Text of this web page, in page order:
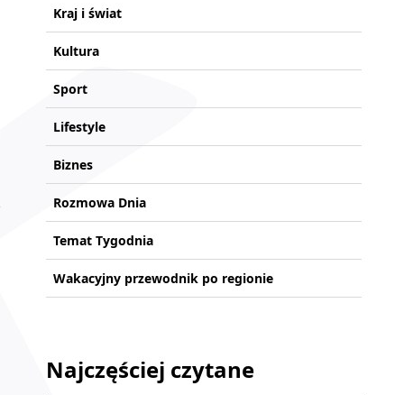
Kraj i świat
Kultura
Sport
Lifestyle
Biznes
Rozmowa Dnia
Temat Tygodnia
Wakacyjny przewodnik po regionie
Najczęściej czytane